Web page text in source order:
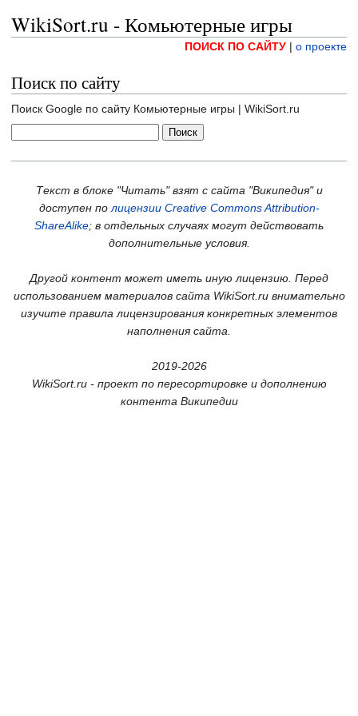
WikiSort.ru - Комьютерные игры
ПОИСК ПО САЙТУ | о проекте
Поиск по сайту
Поиск Google по сайту Комьютерные игры | WikiSort.ru
Текст в блоке "Читать" взят с сайта "Википедия" и
доступен по лицензии Creative Commons Attribution-
ShareAlike; в отдельных случаях могут действовать
дополнительные условия.
Другой контент может иметь иную лицензию. Перед
использованием материалов сайта WikiSort.ru внимательно
изучите правила лицензирования конкретных элементов
наполнения сайта.
2019-2026
WikiSort.ru - проект по пересортировке и дополнению
контента Википедии